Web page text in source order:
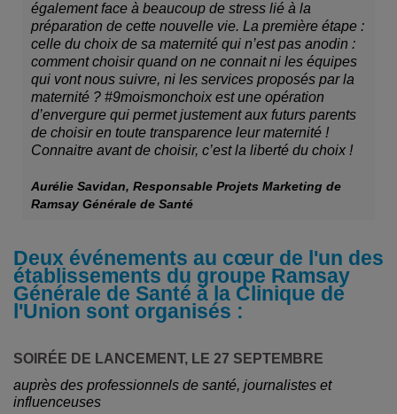
également face à beaucoup de stress lié à la
préparation de cette nouvelle vie. La première étape :
celle du choix de sa maternité qui n’est pas anodin :
comment choisir quand on ne connait ni les équipes
qui vont nous suivre, ni les services proposés par la
maternité ? #9moismonchoix est une opération
d’envergure qui permet justement aux futurs parents
de choisir en toute transparence leur maternité !
Connaitre avant de choisir, c’est la liberté du choix !
Aurélie Savidan, Responsable Projets Marketing de
Ramsay Générale de Santé
Deux événements au cœur de l'un des
établissements du groupe Ramsay
Générale de Santé à la Clinique de
l'Union sont organisés :
SOIRÉE DE LANCEMENT, LE 27 SEPTEMBRE
auprès des professionnels de santé, journalistes et
influenceuses